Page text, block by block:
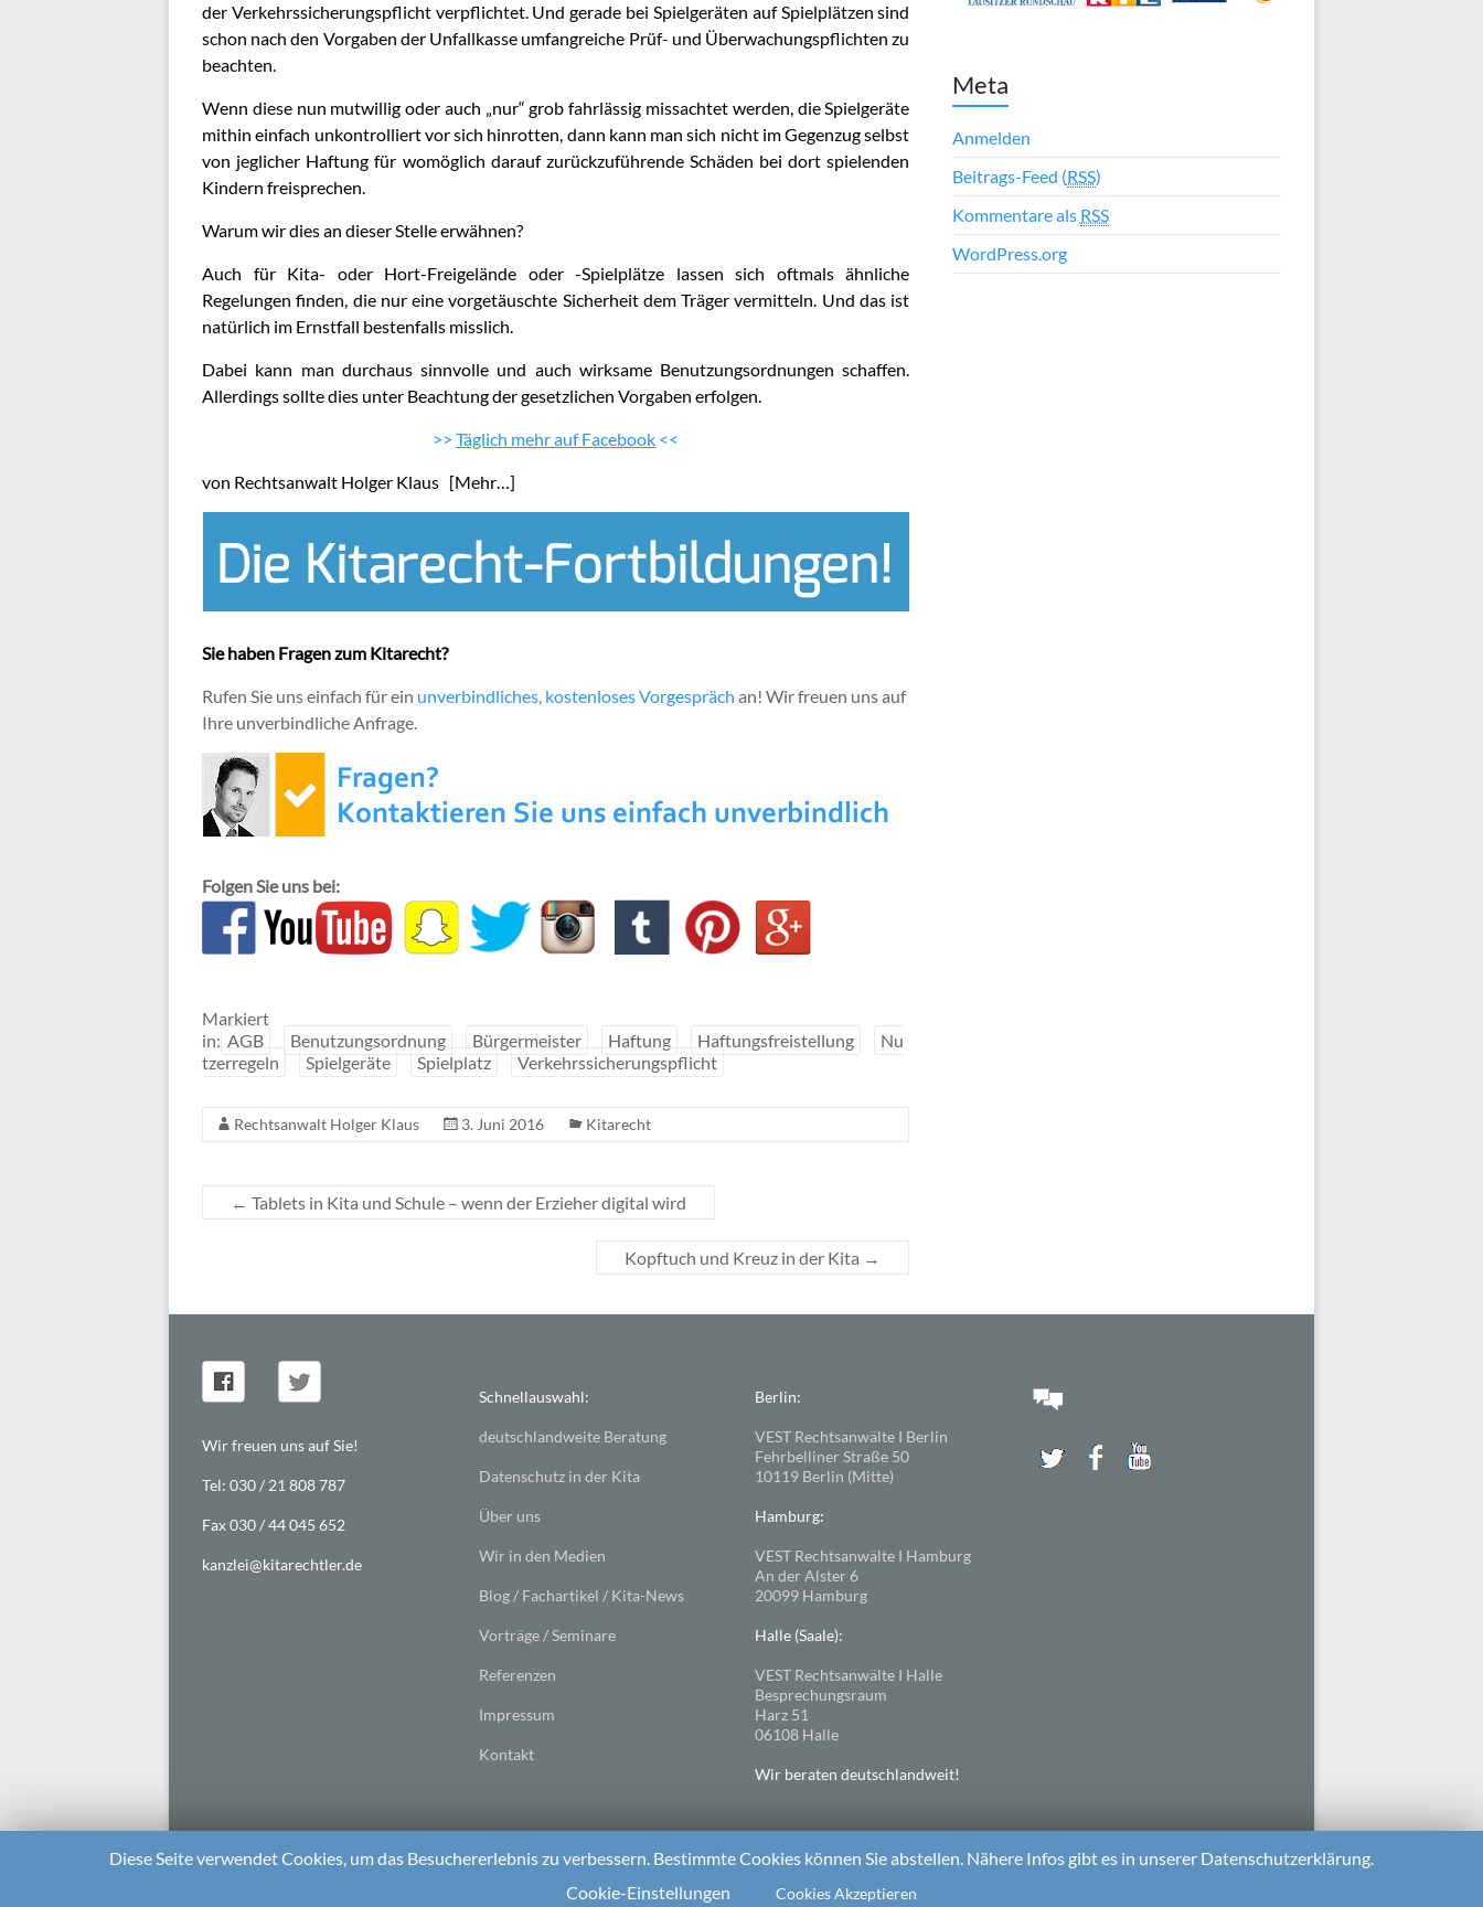
der Verkehrssicherungspflicht verpflichtet. Und gerade bei Spielgeräten auf Spielplätzen sind
schon nach den Vorgaben der Unfallkasse umfangreiche Prüf- und Überwachungspflichten zu
beachten.
Wenn diese nun mutwillig oder auch „nur“ grob fahrlässig missachtet werden, die Spielgeräte
mithin einfach unkontrolliert vor sich hinrotten, dann kann man sich nicht im Gegenzug selbst
von jeglicher Haftung für womöglich darauf zurückzuführende Schäden bei dort spielenden
Kindern freisprechen.
Warum wir dies an dieser Stelle erwähnen?
Auch für Kita- oder Hort-Freigelände oder -Spielplätze lassen sich oftmals ähnliche
Regelungen finden, die nur eine vorgetäuschte Sicherheit dem Träger vermitteln. Und das ist
natürlich im Ernstfall bestenfalls misslich.
Dabei kann man durchaus sinnvolle und auch wirksame Benutzungsordnungen schaffen.
Allerdings sollte dies unter Beachtung der gesetzlichen Vorgaben erfolgen.
>>Täglich mehr auf Facebook <<
von Rechtsanwalt Holger Klaus [Mehr…]
Sie haben Fragen zum Kitarecht?
Rufen Sie uns einfach für ein unverbindliches, kostenloses Vorgespräch an! Wir freuen uns auf
Ihre unverbindliche Anfrage.
Folgen Sie uns bei:
Markiert
in: AGB Benutzungsordnung Bürgermeister Haftung Haftungsfreistellung
Nu
tzerregeln
Spielgeräte Spielplatz Verkehrssicherungspflicht
Rechtsanwalt Holger Klaus 3. Juni 2016 Kitarecht
← Tablets in Kita und Schule – wenn der Erzieher digital wird
Kopftuch und Kreuz in der Kita →
Meta
Anmelden
Beitrags-Feed (RSS)
Kommentare als RSS
WordPress.org
Wir freuen uns auf Sie!
Tel: 030 / 21 808 787
Fax 030 / 44 045 652
kanzlei@kitarechtler.de
Schnellauswahl:
deutschlandweite Beratung
Datenschutz in der Kita
Über uns
Wir in den Medien
Blog / Fachartikel / Kita-News
Vorträge / Seminare
Referenzen
Impressum
Kontakt
Berlin:
VEST Rechtsanwälte I Berlin
Fehrbelliner Straße 50
10119 Berlin (Mitte)
Hamburg:
VEST Rechtsanwälte I Hamburg
An der Alster 6
20099 Hamburg
Halle (Saale):
VEST Rechtsanwälte I Halle
Besprechungsraum
Harz 51
06108 Halle
Wir beraten deutschlandweit!
Diese Seite verwendet Cookies, um das Besuchererlebnis zu verbessern. Bestimmte Cookies können Sie abstellen. Nähere Infos gibt es in unserer Datenschutzerklärung.
Cookie-Einstellungen
Cookies Akzeptieren